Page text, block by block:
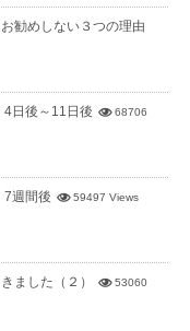
勧めしない３つの理由
4日後～11日後
68706
7週間後 59497 Views
ました（２）
53060